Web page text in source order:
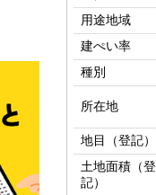
用途地域
建ぺい率
種別
所在地
地目（登記）
土地面積（登
記）